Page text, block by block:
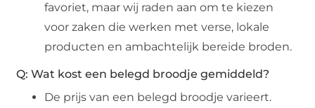
favoriet, maar wij raden aan om te kiezen
voor zaken die werken met verse, lokale
producten en ambachtelijk bereide broden.
Q: Wat kost een belegd broodje gemiddeld?
De prijs van een belegd broodje varieert.